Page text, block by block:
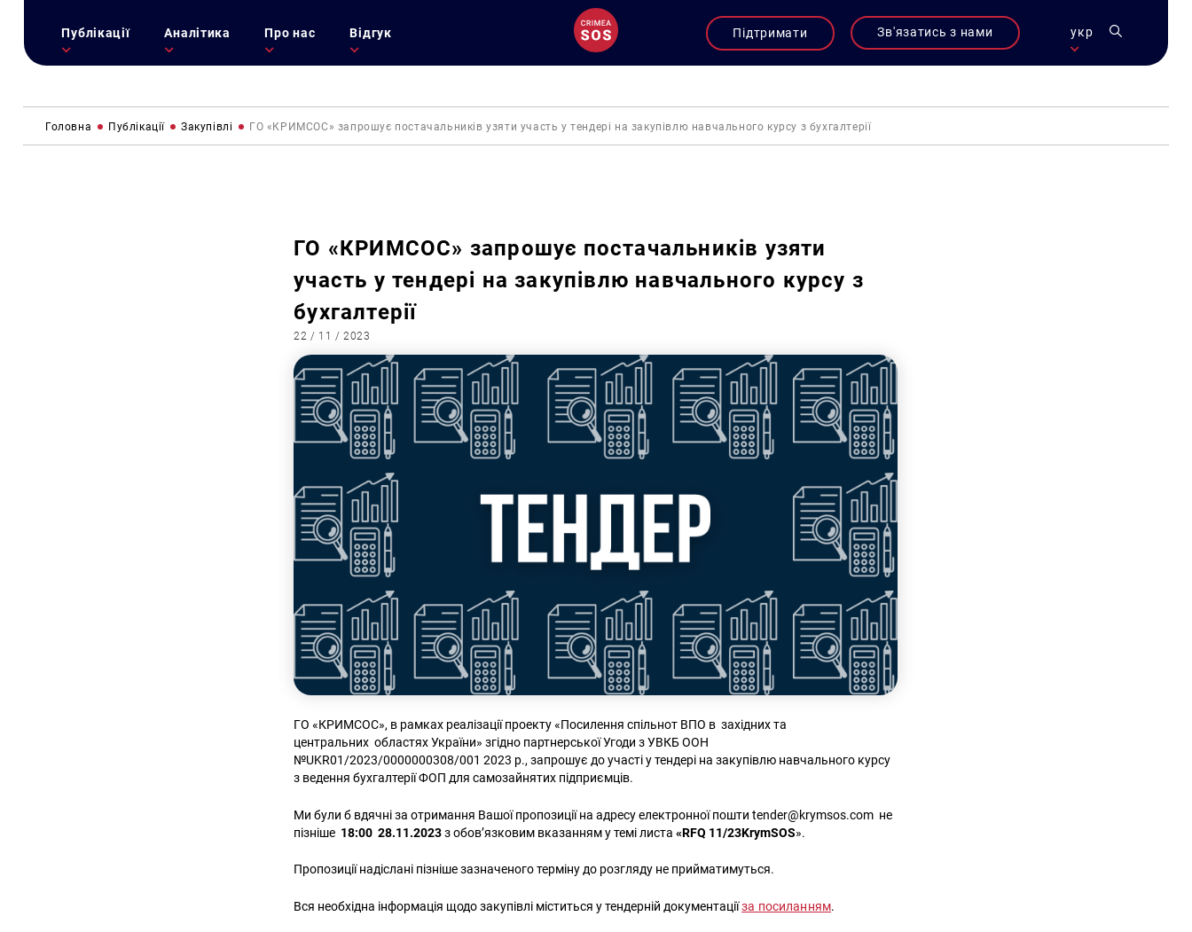
Публікації Аналітика Про нас Відгук Підтримати Зв'язатись з нами укр
Головна Публікації Закупівлі ГО «КРИМСОС» запрошує постачальників узяти участь у тендері на закупівлю навчального курсу з бухгалтерії
ГО «КРИМСОС» запрошує постачальників узяти
участь у тендері на закупівлю навчального курсу з
бухгалтерії
22 / 11 / 2023
ГО «КРИМСОС», в рамках реалізації проекту «Посилення спільнот ВПО в західних та
центральних областях України» згідно партнерської Угоди з УВКБ ООН
№UKR01/2023/0000000308/001 2023 р., запрошує до участі у тендері на закупівлю навчального курсу
з ведення бухгалтерії ФОП для самозайнятих підприємців.
Ми були б вдячні за отримання Вашої пропозиції на адресу електронної пошти tender@krymsos.com не
пізніше 18:00 28.11.2023з обов’язковим вказанням у темі листа«RFQ 11/23KrymSOS».
Пропозиції надіслані пізніше зазначеного терміну до розгляду не прийматимуться.
Вся необхідна інформація щодо закупівлі міститься у тендерній документаціїза посиланням.